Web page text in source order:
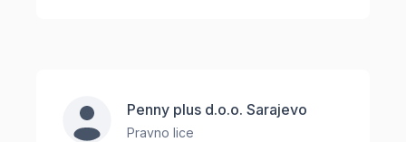
Penny plus d.o.o. Sarajevo
Pravno lice